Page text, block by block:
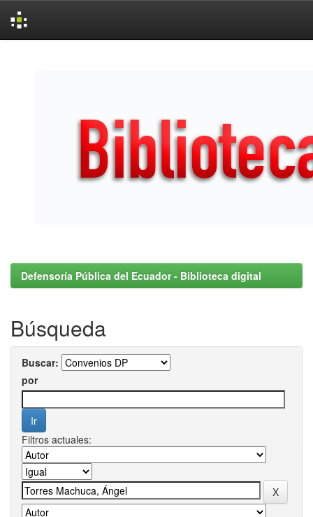
Defensoría Pública del Ecuador - Biblioteca digital
Búsqueda
Buscar:
por
Filtros actuales: